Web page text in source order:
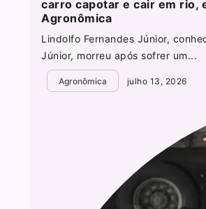
carro capotar e cair em rio,
Agronômica
Lindolfo Fernandes Júnior,
Júnior, morreu após sofrer um...
Agronômica julho 13, 2026